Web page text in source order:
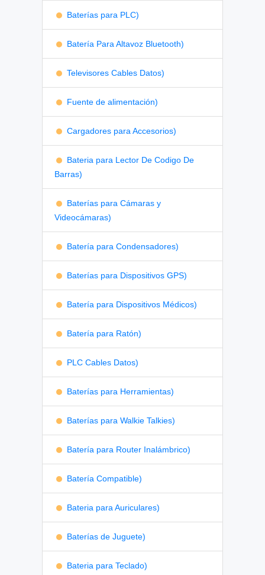
Baterías para PLC)
Batería Para Altavoz Bluetooth)
Televisores Cables Datos)
Fuente de alimentación)
Cargadores para Accesorios)
Bateria para Lector De Codigo De
Barras)
Baterías para Cámaras y
Videocámaras)
Batería para Condensadores)
Baterías para Dispositivos GPS)
Batería para Dispositivos Médicos)
Batería para Ratón)
PLC Cables Datos)
Baterías para Herramientas)
Baterías para Walkie Talkies)
Batería para Router Inalámbrico)
Batería Compatible)
Bateria para Auriculares)
Baterías de Juguete)
Bateria para Teclado)